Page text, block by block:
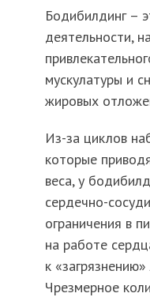
Бодибилдинг –
деятельности,
мускулатуры и
жировых
Из-за циклов
которые
веса, у
сердечно-
ограничения в
на работе
к
Чрезмерное